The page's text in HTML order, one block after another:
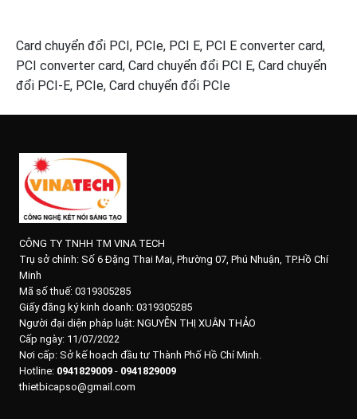
Card chuyển đổi PCI, PCIe, PCI E, PCI E converter card,
PCI converter card, Card chuyển đổi PCI E, Card chuyển
đổi PCI-E, PCIe, Card chuyển đổi PCIe
CÔNG TY TNHH TM VINA TECH
Trụ sở chính: Số 6 Đặng Thai Mai, Phường 07, Phú Nhuận, TP.Hồ Chí
Minh
Mã số thuế: 0319305285
Giấy đăng ký kinh doanh: 0319305285
Người đại diện pháp luật: NGUYỄN THỊ XUÂN THẢO
Cấp ngày: 11/07/2022
Nơi cấp: Sở kế hoạch đầu tư Thành Phố Hồ Chí Minh.
Hotline: 0941829009 - 0941829009
thietbicapso@gmail.com